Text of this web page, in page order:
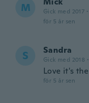
M Gick med 2017 ·
för 5 år sen
S Sandra
Gick med 2018 ·
Love it's
för 5 år sen